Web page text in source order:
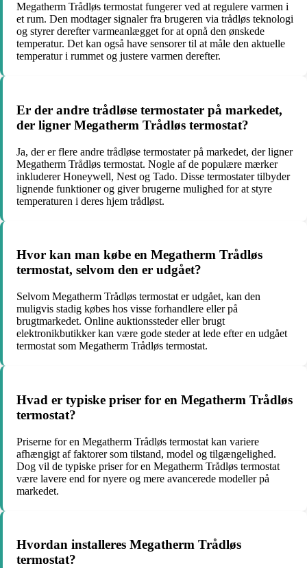
Megatherm Trådløs termostat fungerer ved at regulere varmen i
et rum. Den modtager signaler fra brugeren via trådløs teknologi
og styrer derefter varmeanlægget for at opnå den ønskede
temperatur. Det kan også have sensorer til at måle den aktuelle
temperatur i rummet og justere varmen derefter.
Er der andre trådløse termostater på markedet,
der ligner Megatherm Trådløs termostat?
Ja, der er flere andre trådløse termostater på markedet, der ligner
Megatherm Trådløs termostat. Nogle af de populære mærker
inkluderer Honeywell, Nest og Tado. Disse termostater tilbyder
lignende funktioner og giver brugerne mulighed for at styre
temperaturen i deres hjem trådløst.
Hvor kan man købe en Megatherm Trådløs
termostat, selvom den er udgået?
Selvom Megatherm Trådløs termostat er udgået, kan den
muligvis stadig købes hos visse forhandlere eller på
brugtmarkedet. Online auktionssteder eller brugt
elektronikbutikker kan være gode steder at lede efter en udgået
termostat som Megatherm Trådløs termostat.
Hvad er typiske priser for en Megatherm Trådløs
termostat?
Priserne for en Megatherm Trådløs termostat kan variere
afhængigt af faktorer som tilstand, model og tilgængelighed.
Dog vil de typiske priser for en Megatherm Trådløs termostat
være lavere end for nyere og mere avancerede modeller på
markedet.
Hvordan installeres Megatherm Trådløs
termostat?